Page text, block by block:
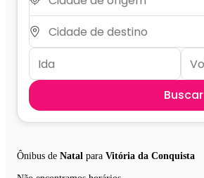
Buscar
Ônibus de Natal para Vitória da Conquista